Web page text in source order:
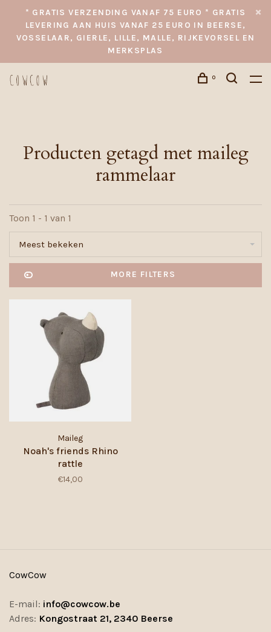
* GRATIS VERZENDING VANAF 75 EURO * GRATIS
LEVERING AAN HUIS VANAF 25 EURO IN BEERSE,
VOSSELAAR, GIERLE, LILLE, MALLE, RIJKEVORSEL EN
MERKSPLAS
0
Producten getagd met maileg
rammelaar
Toon 1 - 1 van 1
Meest bekeken
MORE FILTERS
Maileg
Noah's friends Rhino
rattle
€14,00
CowCow
E-mail: info@cowcow.be
Adres: Kongostraat 21, 2340 Beerse